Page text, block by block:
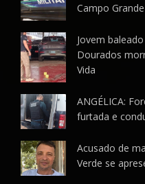
Campo Grande
Jovem
Dourados
Vida
ANGÉLICA:
furtada e
Acusado de
Verde se